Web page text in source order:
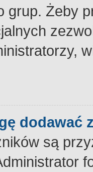
grup. Żeby
dodawać
są